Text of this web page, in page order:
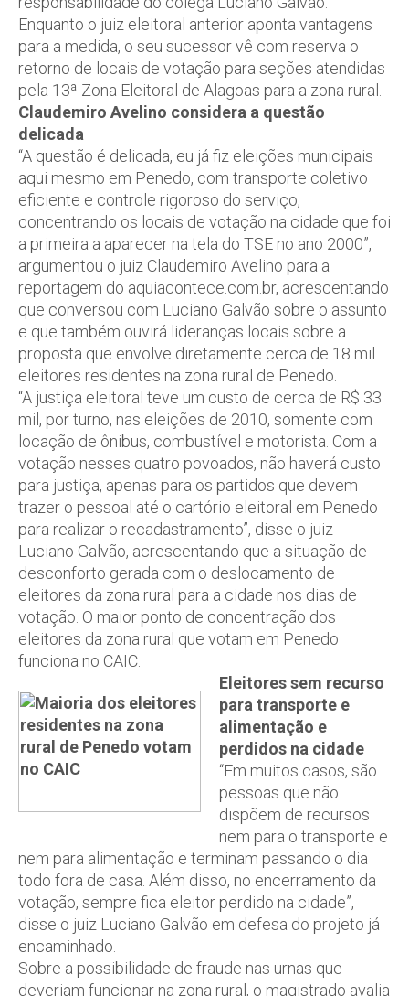
Enquanto o juiz eleitoral anterior aponta vantagens
para a medida, o seu sucessor vê com reserva o
retorno de locais de votação para seções atendidas
pela 13ª Zona Eleitoral de Alagoas para a zona rural.
Claudemiro Avelino considera a questão
delicada
“A questão é delicada, eu já fiz eleições municipais
aqui mesmo em Penedo, com transporte coletivo
eficiente e controle rigoroso do serviço,
concentrando os locais de votação na cidade que foi
a primeira a aparecer na tela do TSE no ano 2000”,
argumentou o juiz Claudemiro Avelino para a
reportagem do aquiacontece.com.br, acrescentando
que conversou com Luciano Galvão sobre o assunto
e que também ouvirá lideranças locais sobre a
proposta que envolve diretamente cerca de 18 mil
eleitores residentes na zona rural de Penedo.
“A justiça eleitoral teve um custo de cerca de R$ 33
mil, por turno, nas eleições de 2010, somente com
locação de ônibus, combustível e motorista. Com a
votação nesses quatro povoados, não haverá custo
para justiça, apenas para os partidos que devem
trazer o pessoal até o cartório eleitoral em Penedo
para realizar o recadastramento”, disse o juiz
Luciano Galvão, acrescentando que a situação de
desconforto gerada com o deslocamento de
eleitores da zona rural para a cidade nos dias de
votação. O maior ponto de concentração dos
eleitores da zona rural que votam em Penedo
funciona no CAIC.
Eleitores sem recurso
para transporte e
alimentação e
perdidos na cidade
“Em muitos casos, são
pessoas que não
dispõem de recursos
nem para o transporte e
nem para alimentação e terminam passando o dia
todo fora de casa. Além disso, no encerramento da
votação, sempre fica eleitor perdido na cidade”,
disse o juiz Luciano Galvão em defesa do projeto já
encaminhado.
Sobre a possibilidade de fraude nas urnas que
deveriam funcionar na zona rural, o magistrado avalia